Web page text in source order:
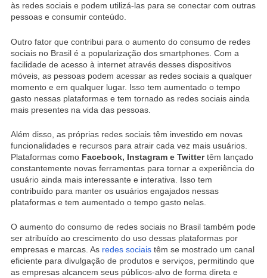
às redes sociais e podem utilizá-las para se conectar com outras
pessoas e consumir conteúdo.
Outro fator que contribui para o aumento do consumo de redes
sociais no Brasil é a popularização dos smartphones. Com a
facilidade de acesso à internet através desses dispositivos
móveis, as pessoas podem acessar as redes sociais a qualquer
momento e em qualquer lugar. Isso tem aumentado o tempo
gasto nessas plataformas e tem tornado as redes sociais ainda
mais presentes na vida das pessoas.
Além disso, as próprias redes sociais têm investido em novas
funcionalidades e recursos para atrair cada vez mais usuários.
Plataformas como Facebook, Instagram e Twittertêm lançado
constantemente novas ferramentas para tornar a experiência do
usuário ainda mais interessante e interativa. Isso tem
contribuído para manter os usuários engajados nessas
plataformas e tem aumentado o tempo gasto nelas.
O aumento do consumo de redes sociais no Brasil também pode
ser atribuído ao crescimento do uso dessas plataformas por
empresas e marcas. As redes sociaistêm se mostrado um canal
eficiente para divulgação de produtos e serviços, permitindo que
as empresas alcancem seus públicos-alvo de forma direta e